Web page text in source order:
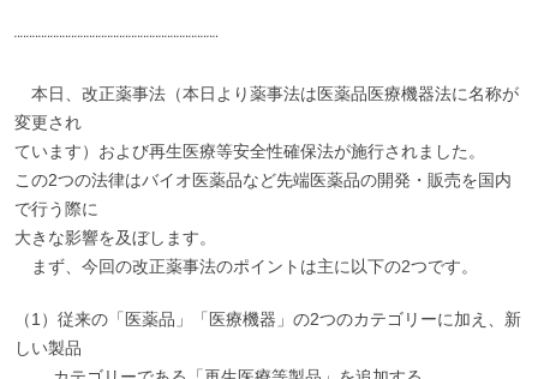
¨¨¨¨¨¨¨¨¨¨¨¨¨¨¨¨¨¨¨¨¨¨¨¨¨¨¨¨¨¨¨¨¨¨
本日、改正薬事法（本日より薬事法は医薬品医療機器法に名称が
変更され
ています）および再生医療等安全性確保法が施行されました。
この2つの法律はバイオ医薬品など先端医薬品の開発・販売を国内
で行う際に
大きな影響を及ぼします。
まず、今回の改正薬事法のポイントは主に以下の2つです。
（1）従来の「医薬品」「医療機器」の2つのカテゴリーに加え、新
しい製品